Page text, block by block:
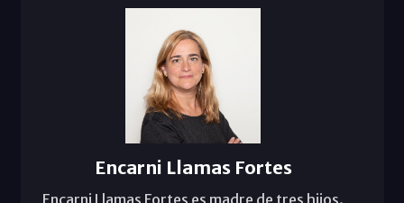
Encarni Llamas Fortes